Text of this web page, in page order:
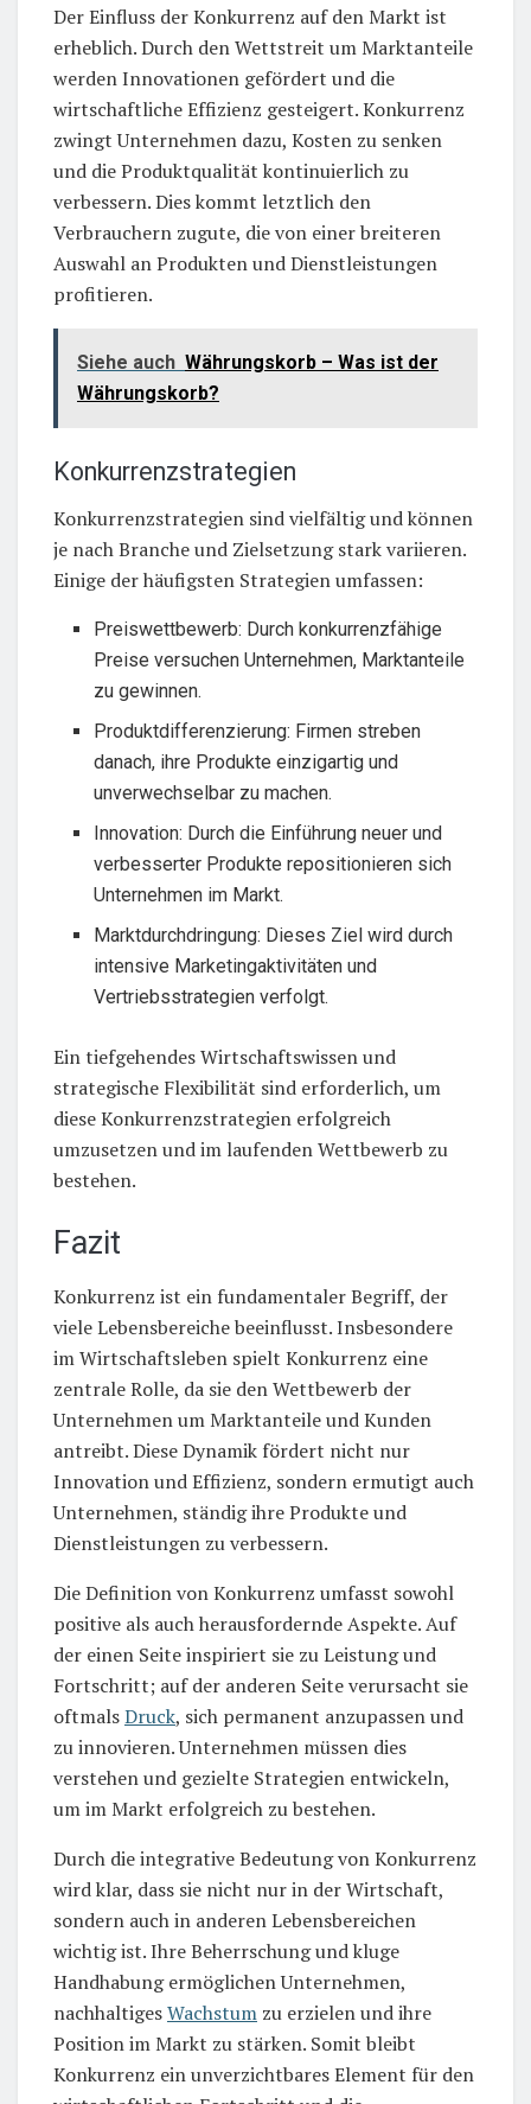
Der Einfluss der Konkurrenz auf den Markt ist
erheblich. Durch den Wettstreit um Marktanteile
werden Innovationen gefördert und die
wirtschaftliche Effizienz gesteigert. Konkurrenz
zwingt Unternehmen dazu, Kosten zu senken
und die Produktqualität kontinuierlich zu
verbessern. Dies kommt letztlich den
Verbrauchern zugute, die von einer breiteren
Auswahl an Produkten und Dienstleistungen
profitieren.
Siehe auch Währungskorb – Was ist der
Währungskorb?
Konkurrenzstrategien
Konkurrenzstrategien sind vielfältig und können
je nach Branche und Zielsetzung stark variieren.
Einige der häufigsten Strategien umfassen:
Preiswettbewerb: Durch konkurrenzfähige
Preise versuchen Unternehmen, Marktanteile
zu gewinnen.
Produktdifferenzierung: Firmen streben
danach, ihre Produkte einzigartig und
unverwechselbar zu machen.
Innovation: Durch die Einführung neuer und
verbesserter Produkte repositionieren sich
Unternehmen im Markt.
Marktdurchdringung: Dieses Ziel wird durch
intensive Marketingaktivitäten und
Vertriebsstrategien verfolgt.
Ein tiefgehendes Wirtschaftswissen und
strategische Flexibilität sind erforderlich, um
diese Konkurrenzstrategien erfolgreich
umzusetzen und im laufenden Wettbewerb zu
bestehen.
Fazit
Konkurrenz ist ein fundamentaler Begriff, der
viele Lebensbereiche beeinflusst. Insbesondere
im Wirtschaftsleben spielt Konkurrenz eine
zentrale Rolle, da sie den Wettbewerb der
Unternehmen um Marktanteile und Kunden
antreibt. Diese Dynamik fördert nicht nur
Innovation und Effizienz, sondern ermutigt auch
Unternehmen, ständig ihre Produkte und
Dienstleistungen zu verbessern.
Die Definition von Konkurrenz umfasst sowohl
positive als auch herausfordernde Aspekte. Auf
der einen Seite inspiriert sie zu Leistung und
Fortschritt; auf der anderen Seite verursacht sie
oftmalsDruck, sich permanent anzupassen und
zu innovieren. Unternehmen müssen dies
verstehen und gezielte Strategien entwickeln,
um im Markt erfolgreich zu bestehen.
Durch die integrative Bedeutung von Konkurrenz
wird klar, dass sie nicht nur in der Wirtschaft,
sondern auch in anderen Lebensbereichen
wichtig ist. Ihre Beherrschung und kluge
Handhabung ermöglichen Unternehmen,
nachhaltigesWachstum zu erzielen und ihre
Position im Markt zu stärken. Somit bleibt
Konkurrenz ein unverzichtbares Element für den